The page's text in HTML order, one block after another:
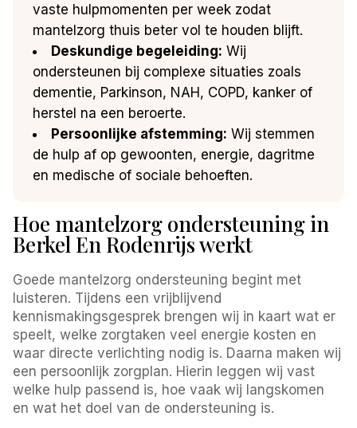
vaste hulpmomenten per week zodat
mantelzorg thuis beter vol te houden blijft.
Deskundige begeleiding: Wij
ondersteunen bij complexe situaties zoals
dementie, Parkinson, NAH, COPD, kanker of
herstel na een beroerte.
Persoonlijke afstemming: Wij stemmen
de hulp af op gewoonten, energie, dagritme
en medische of sociale behoeften.
Hoe mantelzorg ondersteuning in
Berkel En Rodenrijs werkt
Goede mantelzorg ondersteuning begint met
luisteren. Tijdens een vrijblijvend
kennismakingsgesprek brengen wij in kaart wat er
speelt, welke zorgtaken veel energie kosten en
waar directe verlichting nodig is. Daarna maken wij
een persoonlijk zorgplan. Hierin leggen wij vast
welke hulp passend is, hoe vaak wij langskomen
en wat het doel van de ondersteuning is.